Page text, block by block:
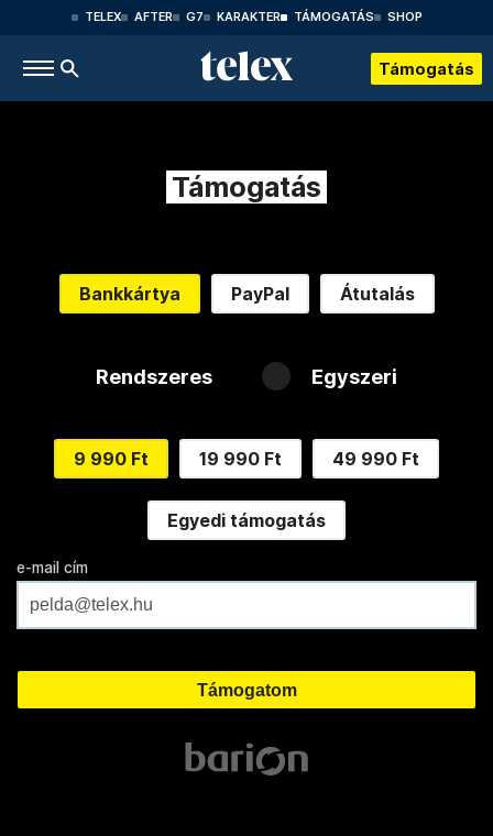
TELEX AFTER G7 KARAKTER TÁMOGATÁS SHOP
Támogatás
Támogatás
Bankkártya PayPal Átutalás
Rendszeres Egyszeri
9 990 Ft 19 990 Ft 49 990 Ft
Egyedi támogatás
e-mail cím